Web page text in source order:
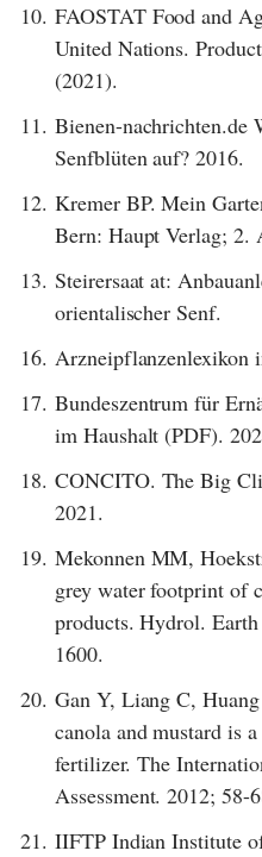
10. FAOSTAT Food and
United Nations.
(2021).
11. Bienen-nachrichten.de
Senfblüten auf? 2016.
12. Kremer BP. Mein
Bern: Haupt Verlag; 2.
13. Steirersaat at:
orientalischer Senf.
16. Arzneipflanzenlexikon
17. Bundeszentrum für
im Haushalt (PDF).
18. CONCITO. The Big
2021.
19. Mekonnen MM,
grey water footprint of
products. Hydrol.
1600.
20. Gan Y, Liang C,
canola and mustard is
fertilizer. The
Assessment. 2012; 58-
21. IIFTP Indian Institute